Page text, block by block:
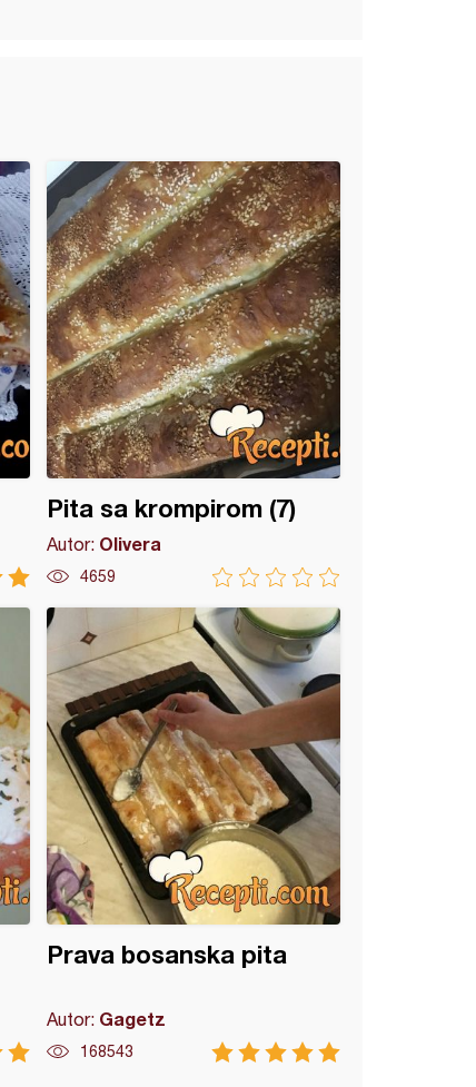
Pita sa krompirom (7)
Autor: Olivera
4659
Prava bosanska pita
Autor: Gagetz
168543